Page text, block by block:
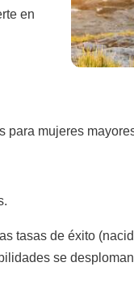
en
para mujeres
tasas de éxito
se